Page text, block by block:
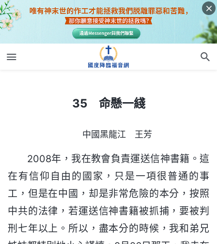
35 命懸一綫
中國黑龍江 王芳
2008年，我在教會負責運送信神書籍。這
在有信仰自由的國家，只是一項很普通的事
工，但是在中國，却是非常危險的本分，按照
中共的法律，若運送信神書籍被抓捕，要被判
刑七年以上。所以，盡本分的時候，我和弟兄